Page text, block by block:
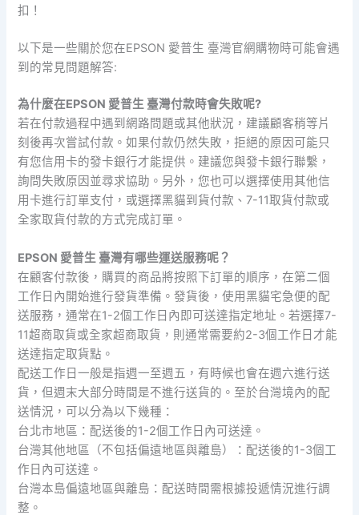
扣！
以下是一些關於您在EPSON 愛普生 臺灣官網購物時可能會遇
到的常見問題解答:
為什麼在EPSON 愛普生 臺灣付款時會失敗呢?
若在付款過程中遇到網路問題或其他狀況，建議顧客稍等片
刻後再次嘗試付款。如果付款仍然失敗，拒絕的原因可能只
有您信用卡的發卡銀行才能提供。建議您與發卡銀行聯繫，
詢問失敗原因並尋求協助。另外，您也可以選擇使用其他信
用卡進行訂單支付，或選擇黑貓到貨付款、7-11取貨付款或
全家取貨付款的方式完成訂單。
EPSON 愛普生 臺灣有哪些運送服務呢？
在顧客付款後，購買的商品將按照下訂單的順序，在第二個
工作日內開始進行發貨準備。發貨後，使用黑貓宅急便的配
送服務，通常在1-2個工作日內即可送達指定地址。若選擇7-
11超商取貨或全家超商取貨，則通常需要約2-3個工作日才能
送達指定取貨點。
配送工作日一般是指週一至週五，有時候也會在週六進行送
貨，但週末大部分時間是不進行送貨的。至於台灣境內的配
送情況，可以分為以下幾種：
台北市地區：配送後的1-2個工作日內可送達。
台灣其他地區（不包括偏遠地區與離島）：配送後的1-3個工
作日內可送達。
台灣本島偏遠地區與離島：配送時間需根據投遞情況進行調
整。